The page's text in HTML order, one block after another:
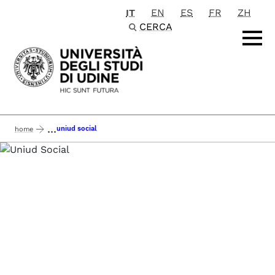
Passa al contenuto principale
IT EN ES FR
ZH
CERCA
home ...uniud social